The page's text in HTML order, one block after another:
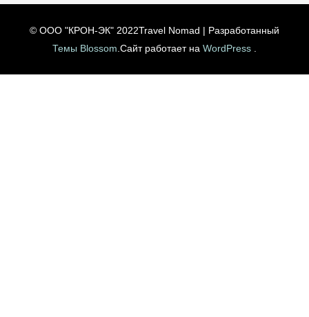
© ООО "КРОН-ЭК" 2022Travel Nomad | Разработанный
Темы Blossom .Сайт работает на WordPress